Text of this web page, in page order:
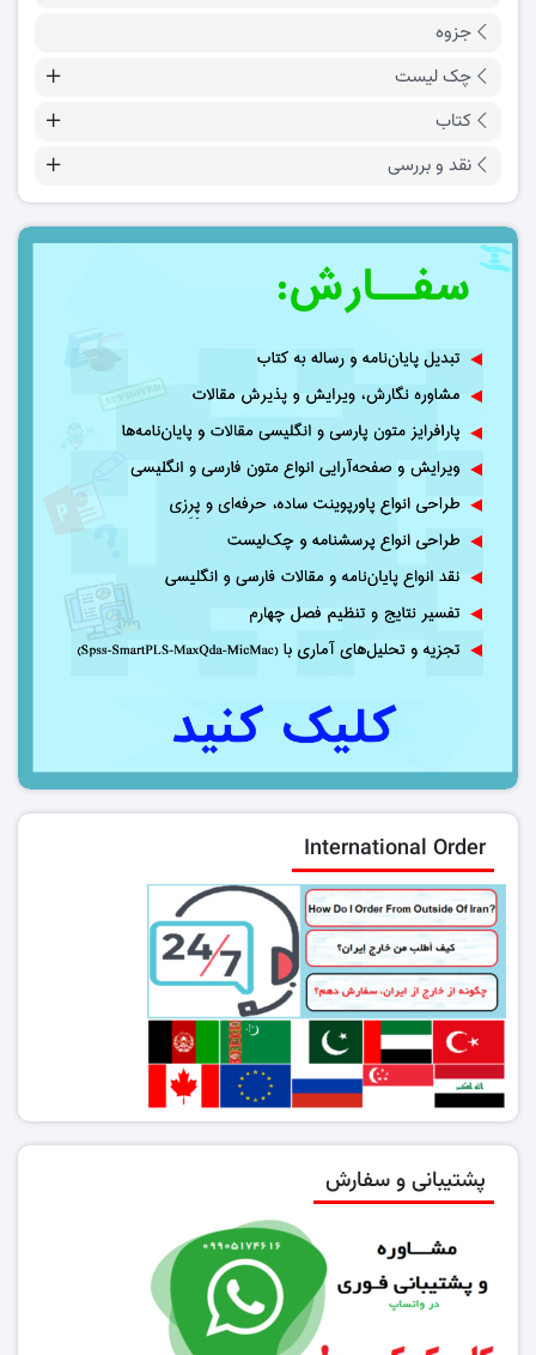
جزوه
چک لیست
کتاب
نقد و بررسی
International Order
پشتیبانی و سفارش